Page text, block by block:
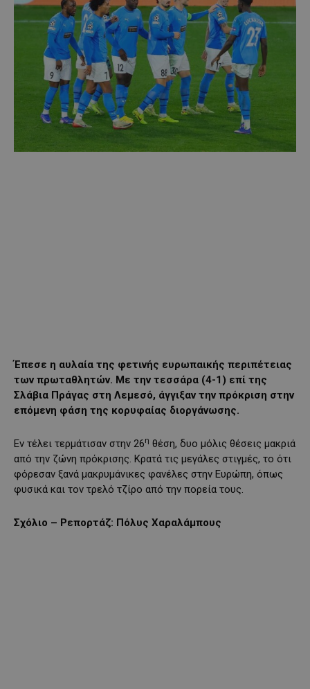
Έπεσε η αυλαία της φετινής ευρωπαικής περιπέτειας
των πρωταθλητών. Με την τεσσάρα (4-1) επί της
Σλάβια Πράγας στη Λεμεσό, άγγιξαν την πρόκριση στην
επόμενη φάση της κορυφαίας διοργάνωσης.
Εν τέλει τερμάτισαν στην 26η θέση, δυο μόλις θέσεις μακριά
από την ζώνη πρόκρισης. Κρατά τις μεγάλες στιγμές, το ότι
φόρεσαν ξανά μακρυμάνικες φανέλες στην Ευρώπη, όπως
φυσικά και τον τρελό τζίρο από την πορεία τους.
Σχόλιο – Ρεπορτάζ: Πόλυς Χαραλάμπους